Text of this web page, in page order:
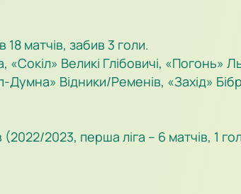
матчів, забив 3 голи.
Великі Глібовичі, «Погонь»
Відники/Ременів, «Захід»
2023, перша ліга – 6 матчів, 1